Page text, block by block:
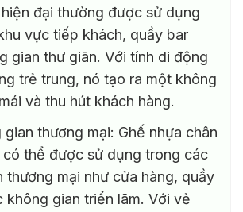
đại thường được sử dụng
vực tiếp khách, quầy bar
gian thư giãn. Với tính di động
trẻ trung, nó tạo ra một không
và thu hút khách hàng.
gian thương mại: Ghế nhựa chân
thể được sử dụng trong các
thương mại như cửa hàng, quầy
không gian triển lãm. Với vẻ